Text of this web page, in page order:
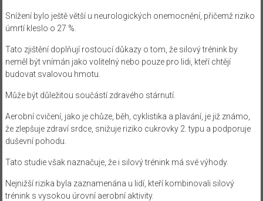
Snížení bylo ještě větší u neurologických onemocnění, přičemž riziko
úmrtí kleslo o 27 %.
Tato zjištění doplňují rostoucí důkazy o tom, že silový trénink by
neměl být vnímán jako volitelný nebo pouze pro lidi, kteří chtějí
budovat svalovou hmotu.
Může být důležitou součástí zdravého stárnutí.
Aerobní cvičení, jako je chůze, běh, cyklistika a plavání, je již známo,
že zlepšuje zdraví srdce, snižuje riziko cukrovky 2. typu a podporuje
duševní pohodu.
Tato studie však naznačuje, že i silový trénink má své výhody.
Nejnižší rizika byla zaznamenána u lidí, kteří kombinovali silový
trénink s vysokou úrovní aerobní aktivity.